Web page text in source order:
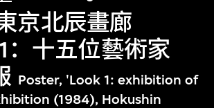
京北辰畫廊
1：十五位藝術家
Poster, 'Look 1: exhibition of
(1984), Hokushin